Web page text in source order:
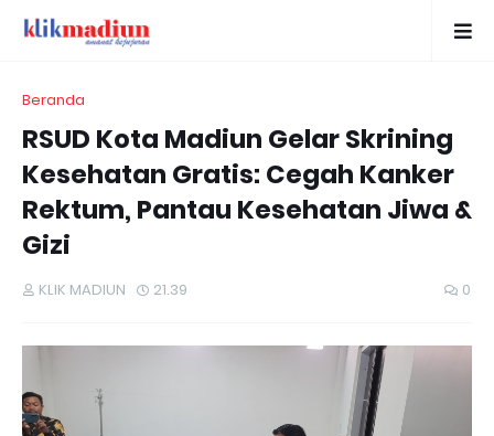
Beranda
RSUD Kota Madiun Gelar Skrining
Kesehatan Gratis: Cegah Kanker
Rektum, Pantau Kesehatan Jiwa &
Gizi
KLIK MADIUN 21.39 0